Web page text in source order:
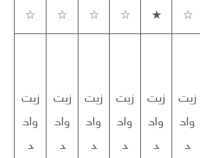
☆
★
☆
☆
☆
☆
زيت
واح
د
زيت
واح
د
زيت
واح
د
زيت
واح
د
زيت
واح
د
زيت
واح
د